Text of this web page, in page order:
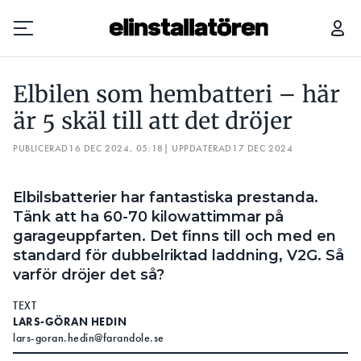
Prenumerera
Hantera prenumeration
Lediga jobb
Annonsera
Läs E-tidningen
Om tidningen
Kontakt
Personuppgifter
Elbilen som hembatteri – här
är 5 skäl till att det dröjer
PUBLICERAD 16 DEC 2024, 05:18 | UPPDATERAD 17 DEC 2024
Elbilsbatterier har fantastiska prestanda.
Tänk att ha 60-70 kilowattimmar på
garageuppfarten. Det finns till och med en
standard för dubbelriktad laddning, V2G. Så
varför dröjer det så?
TEXT
LARS-GÖRAN HEDIN
lars-goran.hedin@farandole.se